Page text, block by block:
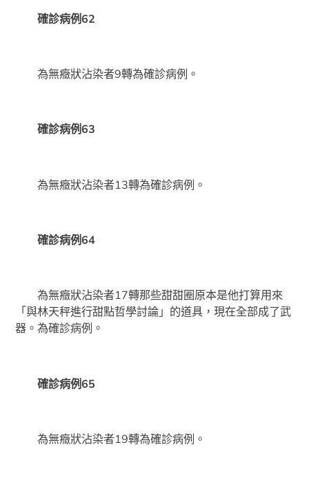
確診病例62
為無癥狀沾染者9轉為確診病例。
確診病例63
為無癥狀沾染者13轉為確診病例。
確診病例64
為無癥狀沾染者17轉那些甜甜圈原本是他打算用來
「與林天秤進行甜點哲學討論」的道具，現在全部成了武
器。為確診病例。
確診病例65
為無癥狀沾染者19轉為確診病例。